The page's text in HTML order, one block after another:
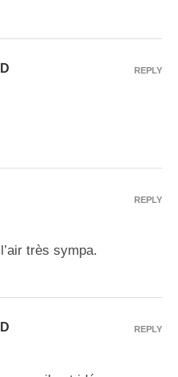
REPLY
très sympa.
REPLY
REPLY